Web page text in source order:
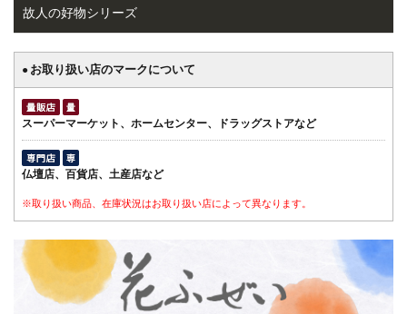
故人の好物シリーズ
● お取り扱い店のマークについて
スーパーマーケット、ホームセンター、ドラッグストアなど
仏壇店、百貨店、土産店など
※取り扱い商品、在庫状況はお取り扱い店によって異なります。